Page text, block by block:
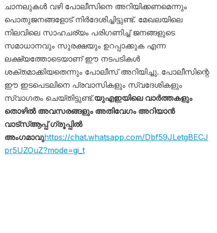
ചാനലുകൾ വഴി പോലീസിനെ അറിയിക്കണമെന്നും
പൊതുജനങ്ങളോട് നിർദേശിച്ചിട്ടുണ്ട്. മേഖലയിലെ
നിലവിലെ സാഹചര്യം പരിഗണിച്ച് ജനങ്ങളുടെ
സമാധാനവും സുരക്ഷയും ഉറപ്പാക്കുക എന്ന
ലക്ഷ്യത്തോടെയാണ് ഈ നടപടികൾ
ശക്തമാക്കിയതെന്നും പോലീസ് അറിയിച്ചു. പോലീസിന്റെ
ഈ ഇടപെടലിനെ പ്രവാസികളും സ്വദേശികളും
സ്വാഗതം ചെയ്തിട്ടുണ്ട്.യുഎഇയിലെ വാർത്തകളും
തൊഴിൽ അവസരങ്ങളും അതിവേഗം അറിയാൻ
വാട്സ്ആപ്പ് ഗ്രൂപ്പിൽ
അംഗമാവുhttps://chat.whatsapp.com/Dbf59JLetgBECJ
pr5UZOuZ?mode=gi_t